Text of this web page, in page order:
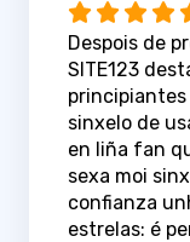
Despois de
SITE123
principiantes
sinxelo de
en liña fan
sexa moi
confianza
estrelas: é